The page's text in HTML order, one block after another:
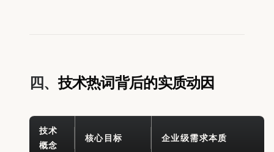
四、技术热词背后的实质动因
技术
概念
核心目标 企业级需求本质